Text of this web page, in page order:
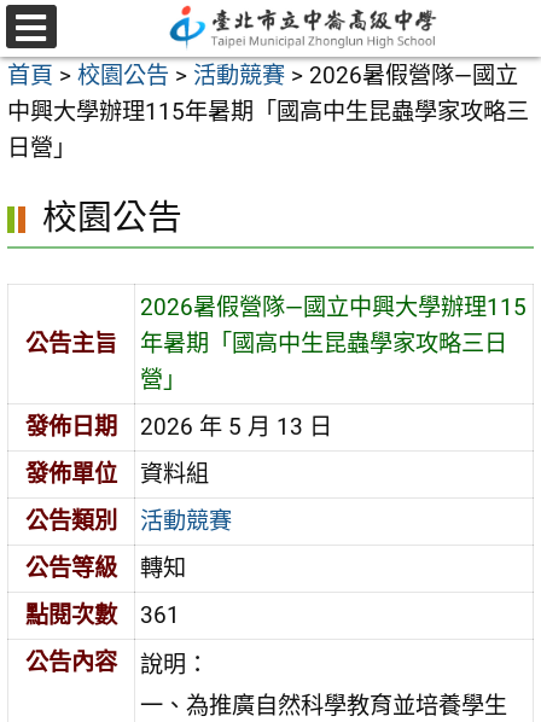
跳
至
主
要
內
區
選
單
首頁 > 校園公告 > 活動競賽 > 2026暑假營隊—國立
中興大學辦理115年暑期「國高中生昆蟲學家攻略三
日營」
校園公告
公告主旨
2026暑假營隊—國立中興大學辦理115
年暑期「國高中生昆蟲學家攻略三日
營」
發佈日期
2026 年 5 月 13 日
發佈單位
資料組
公告類別
活動競賽
公告等級
轉知
點閱次數
361
公告內容
說明：
一、為推廣自然科學教育並培養學生